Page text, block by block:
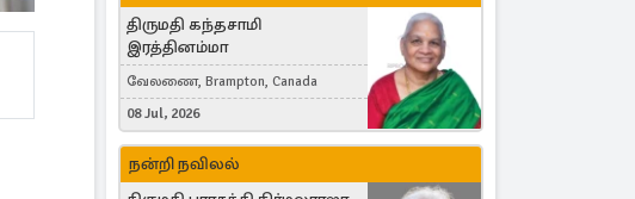
திருமதி கந்தசாமி
இரத்தினம்மா
வேலணை, Brampton, Canada
08 Jul, 2026
நன்றி நவிலல்